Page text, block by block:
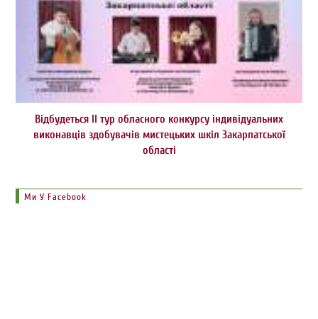
Відбудеться ІІ тур обласного конкурсу індивідуальних
виконавців здобувачів мистецьких шкіл Закарпатської
області
Ми У Facebook